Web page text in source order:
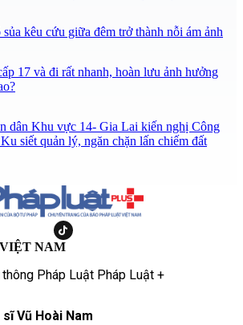
kêu cứu giữa đêm trở thành nỗi ám ảnh
17 và đi rất nhanh, hoàn lưu ảnh hưởng
dân Khu vực 14- Gia Lai kiến nghị Công
siết quản lý, ngăn chặn lấn chiếm đất
NAM
Pháp Luật Pháp Luật +
Vũ Hoài Nam